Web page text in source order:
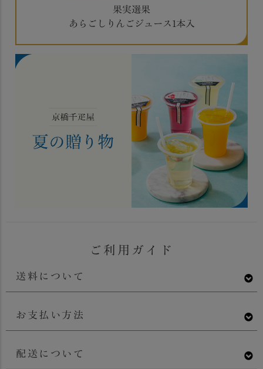
果実選果
あらごしりんごジュース1本入
ご利用ガイド
送料について
お支払い方法
配送について